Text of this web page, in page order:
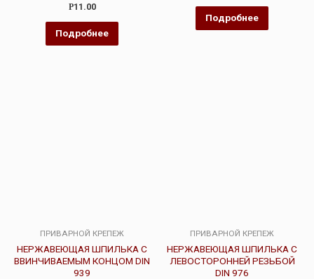
Оценка
из
5
Р11.00
Подробнее
Оценка
из 5
Подробнее
ПРИВАРНОЙ КРЕПЕЖ
НЕРЖАВЕЮЩАЯ ШПИЛЬКА С
ВВИНЧИВАЕМЫМ КОНЦОМ DIN
939
ПРИВАРНОЙ КРЕПЕЖ
НЕРЖАВЕЮЩАЯ ШПИЛЬКА С
ЛЕВОСТОРОННЕЙ РЕЗЬБОЙ
DIN 976